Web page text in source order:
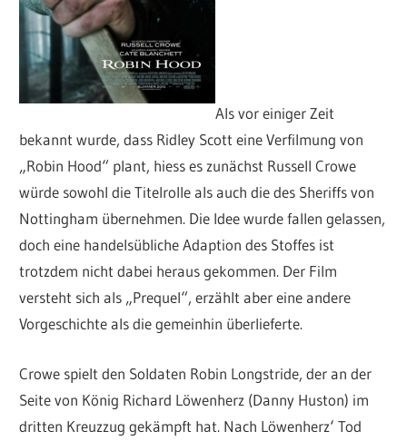
Als vor einiger Zeit
bekannt wurde, dass Ridley Scott eine Verfilmung von
„Robin Hood“ plant, hiess es zunächst Russell Crowe
würde sowohl die Titelrolle als auch die des Sheriffs von
Nottingham übernehmen. Die Idee wurde fallen gelassen,
doch eine handelsübliche Adaption des Stoffes ist
trotzdem nicht dabei heraus gekommen. Der Film
versteht sich als „Prequel“, erzählt aber eine andere
Vorgeschichte als die gemeinhin überlieferte.
Crowe spielt den Soldaten Robin Longstride, der an der
Seite von König Richard Löwenherz (Danny Huston) im
dritten Kreuzzug gekämpft hat. Nach Löwenherz‘ Tod